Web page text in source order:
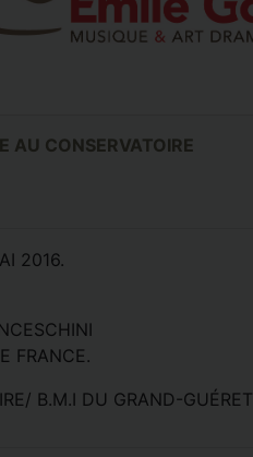
AU CONSERVATOIRE
2016.
FRANCE.
B.M.I DU GRAND-GUÉRET